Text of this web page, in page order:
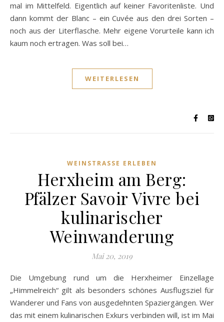
mal im Mittelfeld. Eigentlich auf keiner Favoritenliste. Und
dann kommt der Blanc – ein Cuvée aus den drei Sorten –
noch aus der Literflasche. Mehr eigene Vorurteile kann ich
kaum noch ertragen. Was soll bei…
WEITERLESEN
WEINSTRASSE ERLEBEN
Herxheim am Berg:
Pfälzer Savoir Vivre bei
kulinarischer
Weinwanderung
Mai 20, 2019
Die Umgebung rund um die Herxheimer Einzellage
„Himmelreich“ gilt als besonders schönes Ausflugsziel für
Wanderer und Fans von ausgedehnten Spaziergängen. Wer
das mit einem kulinarischen Exkurs verbinden will, ist im Mai